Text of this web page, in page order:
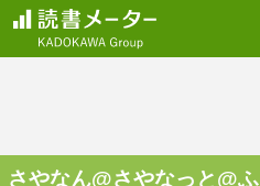
さやなん@さやなっと@